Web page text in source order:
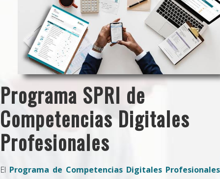
Programa SPRI de
Competencias Digitales
Profesionales
El Programa de Competencias Digitales Profesionales